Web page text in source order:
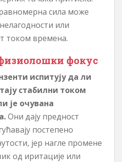
сила може
или
током времена.
фокус
испитују да ли
стабилни током
је очувана
Они дају предност
постепено
јер нагле промене
од иритације или